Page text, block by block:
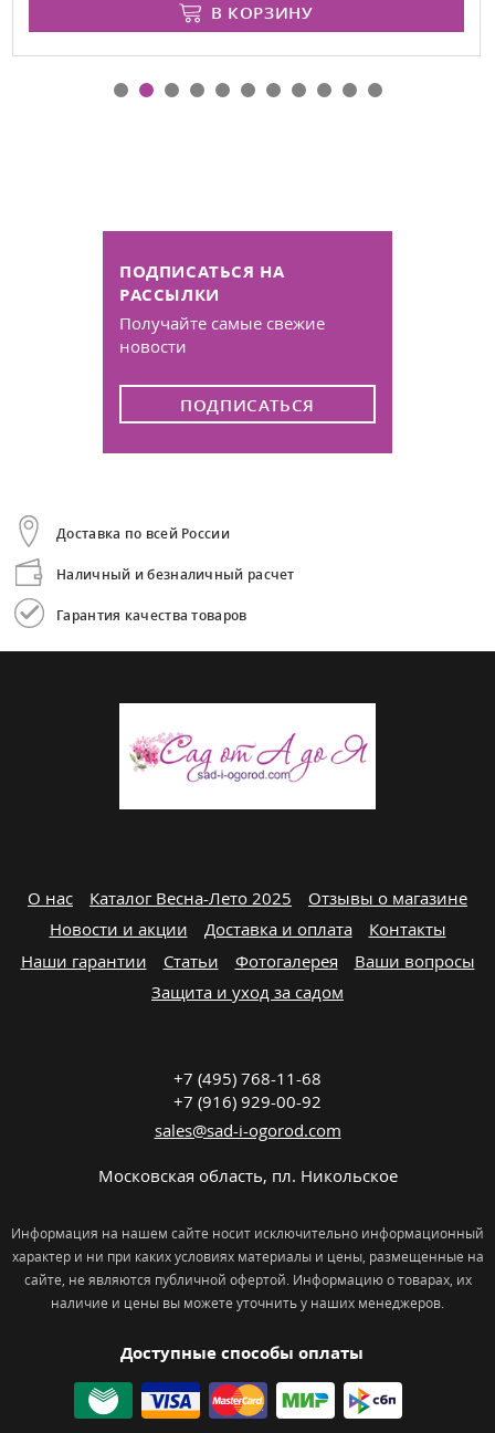
В КОРЗИНУ
ПОДПИСАТЬСЯ НА
РАССЫЛКИ
Получайте самые свежие
новости
ПОДПИСАТЬСЯ
Доставка по всей России
Наличный и безналичный расчет
Гарантия качества товаров
О нас Каталог Весна-Лето 2025
Отзывы о магазине
Новости и акции
Доставка и оплата
Контакты
Наши гарантии
Статьи Фотогалерея
Ваши вопросы
Защита и уход за садом
Доступные способы оплаты
+7 (495) 768-11-68
+7 (916) 929-00-92
sales@sad-i-ogorod.com
Московская область, пл. Никольcкое
Информация на нашем сайте носит исключительно информационный
характер и ни при каких условиях материалы и цены, размещенные на
сайте, не являются публичной офертой. Информацию о товарах, их
наличие и цены вы можете уточнить у наших менеджеров.